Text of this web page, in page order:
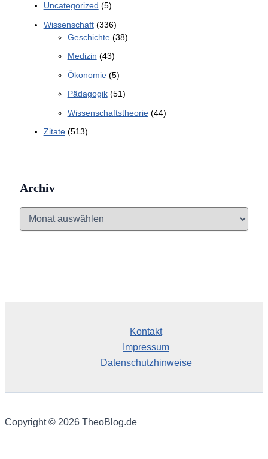
Uncategorized (5)
Wissenschaft(336)
Geschichte(38)
Medizin (43)
Ökonomie(5)
Pädagogik(51)
Wissenschaftstheorie(44)
Zitate(513)
Archiv
Kontakt
Impressum
Datenschutzhinweise
Copyright © 2026 TheoBlog.de